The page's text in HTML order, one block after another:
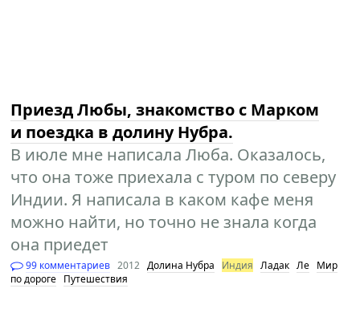
Приезд Любы, знакомство с Марком
и поездка в долину Нубра.
В июле мне написала Люба. Оказалось,
что она тоже приехала с туром по северу
Индии. Я написала в каком кафе меня
можно найти, но точно не знала когда
она приедет
99 комментариев 2012 Долина Нубра Индия Ладак Ле Мир
по дороге Путешествия